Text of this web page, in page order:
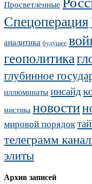
Просветленные
Спецоперация
аналитика будущее
геополитика
глубинное
иллюминатыинсайд
мистика новости
мировой порядок
телеграмм
элиты
Архив записей